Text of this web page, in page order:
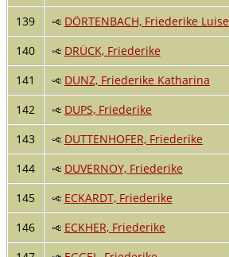
139
DÖRTENBACH, Friederike Luise
140
DRÜCK, Friederike
141
DUNZ, Friederike Katharina
142
DUPS, Friederike
143
DUTTENHOFER, Friederike
144
DUVERNOY, Friederike
145
ECKARDT, Friederike
146
ECKHER, Friederike